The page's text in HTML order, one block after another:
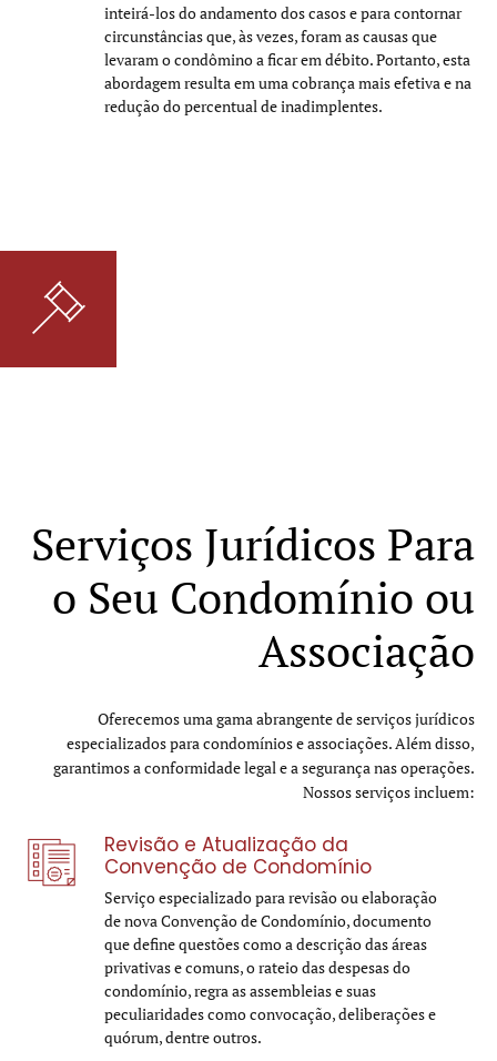
inteirá-los do andamento dos casos e para contornar
circunstâncias que, às vezes, foram as causas que
levaram o condômino a ficar em débito. Portanto, esta
abordagem resulta em uma cobrança mais efetiva e na
redução do percentual de inadimplentes.
Serviços Jurídicos Para
o Seu Condomínio ou
Associação
Oferecemos uma gama abrangente de serviços jurídicos
especializados para condomínios e associações. Além disso,
garantimos a conformidade legal e a segurança nas operações.
Nossos serviços incluem:
Revisão e Atualização da
Convenção de Condomínio
Serviço especializado para revisão ou elaboração
de nova Convenção de Condomínio, documento
que define questões como a descrição das áreas
privativas e comuns, o rateio das despesas do
condomínio, regra as assembleias e suas
peculiaridades como convocação, deliberações e
quórum, dentre outros.